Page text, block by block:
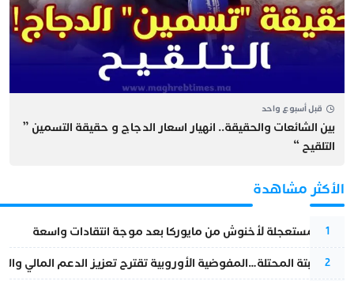
قبل أسبوع واحد
بين الشائعات والحقيقة.. انهيار اسعار الدجاج و حقيقة التسمين ”
التلقيح “
الأكثر مشاهدة
1
عودة مستعجلة لأخنوش من مايوركا بعد موجة انتقادات واسعة
2
أزمة سبتة المحتلة…المفوضية الأوروبية تقترح تعزيز الدعم المالي